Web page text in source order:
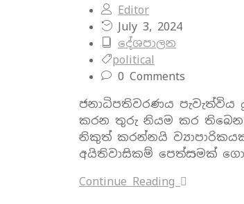
Editor
July 3, 2024
දේශපාලන
political
0 Comments
ජනාධිපතිවරණය
කරන තුරු නියම කර තිබෙන
නිකුත් කරන්නයි
අයිතිවාසිකම් පෙත්සමක්
Continue Reading